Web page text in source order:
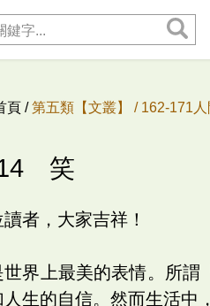
頁 /第五類【文叢】 / 162-171
笑
者，大家吉祥！
世界上最美的表情。所謂
人生的自信。然而生活中